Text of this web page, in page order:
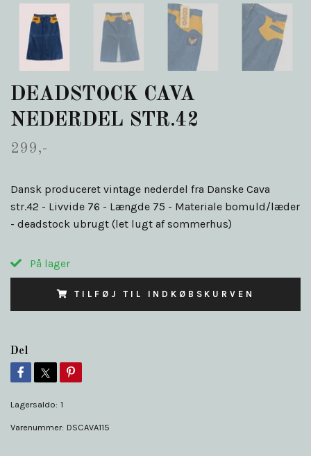
DEADSTOCK CAVA
NEDERDEL STR.42
299,-
Dansk produceret vintage nederdel fra Danske Cava
str.42 - Livvide 76 - Længde 75 - Materiale bomuld/læder
- deadstock ubrugt (let lugt af sommerhus)
På lager
TILFØJ TIL INDKØBSKURVEN
Del
Lagersaldo: 1
Varenummer: DSCAVA115